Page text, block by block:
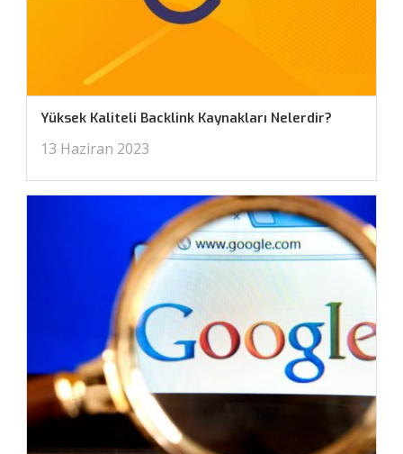
Yüksek Kaliteli Backlink Kaynakları Nelerdir?
13 Haziran 2023